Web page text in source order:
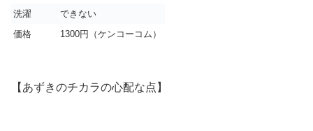
洗濯
できない
価格
1300円（ケンコーコム）
【あずきのチカラの心配な点】